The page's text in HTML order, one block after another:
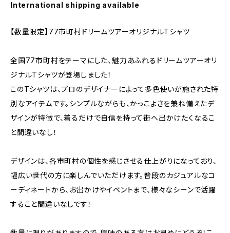
International shipping available
【数量限定】77市町村ドリームツアーオリジナルTシャツ
全国77市町村をテーマにした、魅力あふれるドリームツアーオリ
ジナルTシャツが登場しました！
このTシャツは、プロのデザイナーによって多色使いが施された特
別なアイテムです。シンプルながらも、かっこよさを兼ね備えたデ
ザインが特徴で、着るだけで自信を持って街へ出かけたくなるこ
と間違いなし！
デザインは、各市町村の個性を感じさせる仕上がりになっており、
幅広い世代の方に楽しんでいただけます。普段のカジュアルなコ
ーディネートから、お出かけやイベントまで、様々なシーンで活躍
すること間違いなしです！